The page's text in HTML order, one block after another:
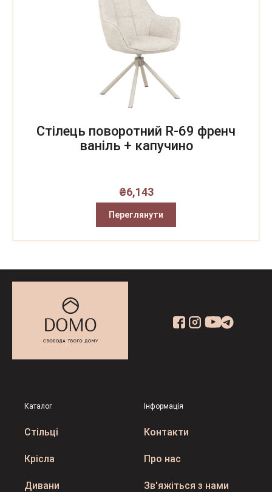
Стілець поворотний R-69 френч
ваніль + капучино
₴6,143
Переглянути
Каталог
Стільці
Крісла
Дивани
Інформація
Контакти
Про нас
Зв'яжіться з нами